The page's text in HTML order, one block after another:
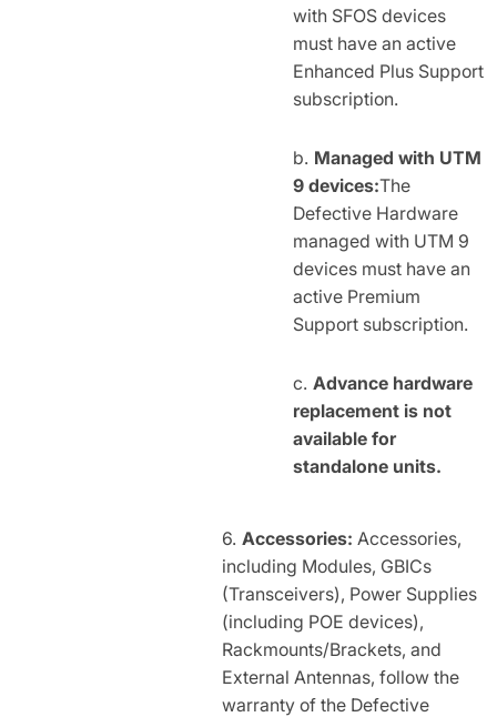
with SFOS devices
must have an active
Enhanced Plus Support
subscription.
Managed with UTM
9 devices:The
Defective Hardware
managed with UTM 9
devices must have an
active Premium
Support subscription.
Advance hardware
replacement is not
available for
standalone units.
Accessories: Accessories,
including Modules, GBICs
(Transceivers), Power Supplies
(including POE devices),
Rackmounts/Brackets, and
External Antennas, follow the
warranty of the Defective